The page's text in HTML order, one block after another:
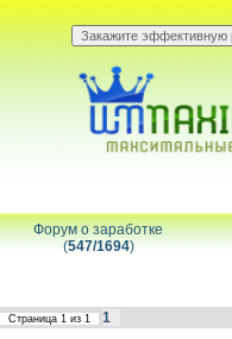
Форум о заработке
(547/1694)
Страница 1 из 1 1